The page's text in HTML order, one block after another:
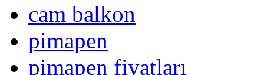
cam balkon
pimapen
pimapen fiyatları